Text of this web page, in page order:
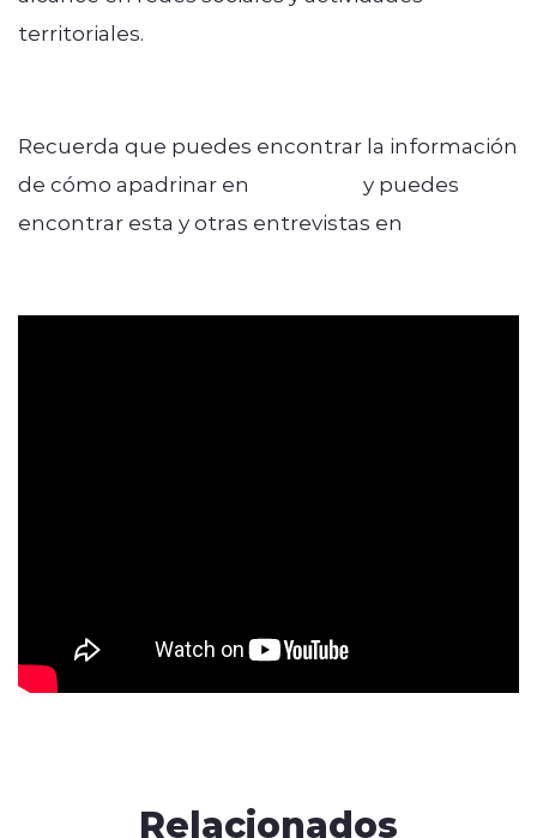
territoriales.
Recuerda que puedes encontrar la información
de cómo apadrinar en
y puedes
encontrar esta y otras entrevistas en
Relacionados